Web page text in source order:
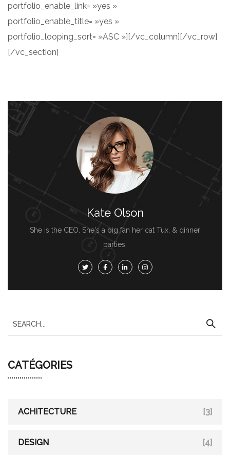
portfolio_enable_link= »yes »
portfolio_enable_title= »yes »
portfolio_looping_sort= »ASC »][/vc_column][/vc_row]
[/vc_section]
Kate Olson
She is the CEO. She's a big fan her cat Tux, & dinner
parties.
e
r
c
CATÉGORIES
ACHITECTURE [3]
DESIGN [4]